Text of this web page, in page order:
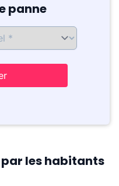
panne
les habitants